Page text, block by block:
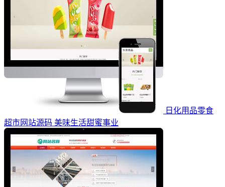
日化用品零食
超市网站源码 美味生活甜蜜事业